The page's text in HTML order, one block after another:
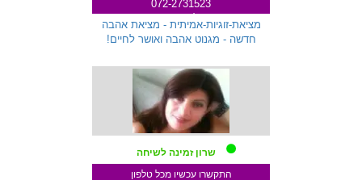
072-2731523
מציאת-זוגיות-אמיתית - מציאת אהבה
חדשה - מגנוט אהבה ואושר לחיים!
שרון זמינה לשיחה
התקשרו עכשיו מכל טלפון